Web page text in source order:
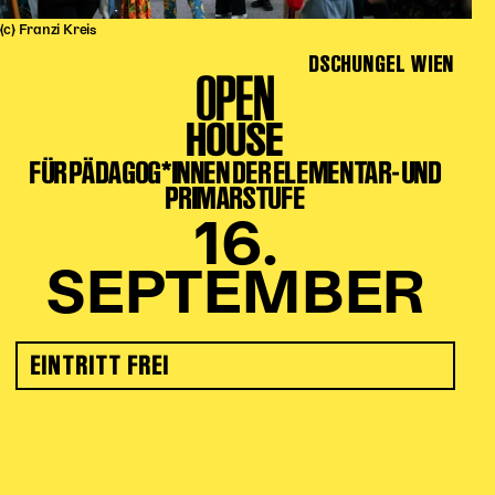
(c) Franzi Kreis
DSCHUNGEL WIEN
OPEN
HOUSE
FÜR PÄDAGOG*INNEN DER ELEMENTAR- UND
PRIMARSTUFE
16.
SEPTEMBER
EINTRITT FREI